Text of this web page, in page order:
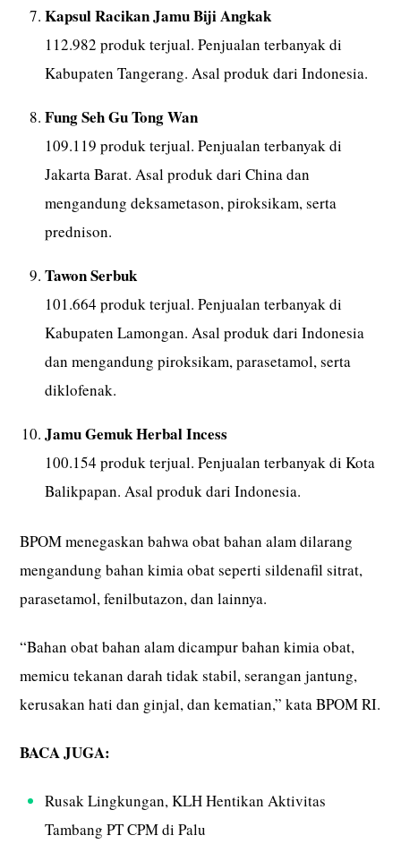
Kapsul Racikan Jamu Biji Angkak
112.982 produk terjual. Penjualan terbanyak di
Kabupaten Tangerang. Asal produk dari Indonesia.
Fung Seh Gu Tong Wan
109.119 produk terjual. Penjualan terbanyak di
Jakarta Barat. Asal produk dari China dan
mengandung deksametason, piroksikam, serta
prednison.
Tawon Serbuk
101.664 produk terjual. Penjualan terbanyak di
Kabupaten Lamongan. Asal produk dari Indonesia
dan mengandung piroksikam, parasetamol, serta
diklofenak.
Jamu Gemuk Herbal Incess
100.154 produk terjual. Penjualan terbanyak di Kota
Balikpapan. Asal produk dari Indonesia.
BPOM menegaskan bahwa obat bahan alam dilarang
mengandung bahan kimia obat seperti sildenafil sitrat,
parasetamol, fenilbutazon, dan lainnya.
“Bahan obat bahan alam dicampur bahan kimia obat,
memicu tekanan darah tidak stabil, serangan jantung,
kerusakan hati dan ginjal, dan kematian,” kata BPOM RI.
BACA JUGA:
Rusak Lingkungan, KLH Hentikan Aktivitas
Tambang PT CPM di Palu